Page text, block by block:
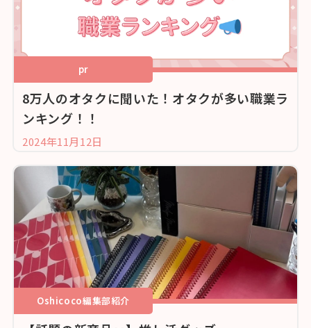
pr
8万人のオタクに聞いた！オタクが多い職業ラ
ンキング！！
2024年11月12日
Oshicoco編集部紹介